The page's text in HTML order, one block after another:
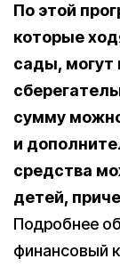
По этой
которые
сады, могут
сумму
и
средства
детей,
Подробнее
финансовый